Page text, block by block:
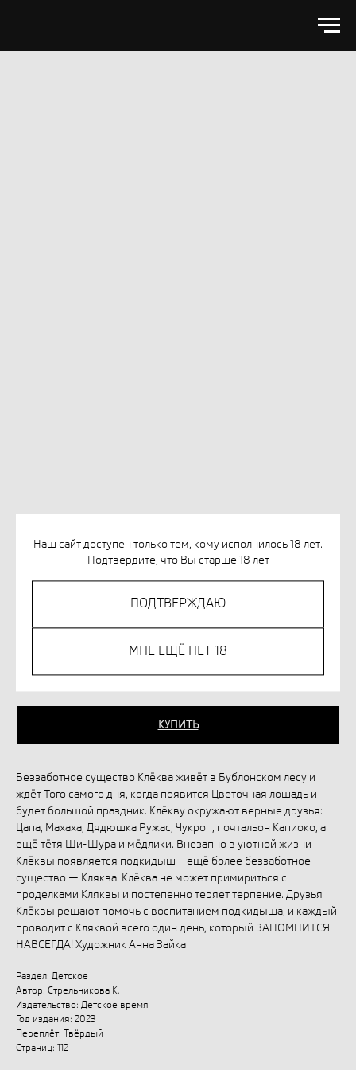
Наш сайт доступен только тем, кому исполнилось 18 лет.
Подтвердите, что Вы старше 18 лет
ПОДТВЕРЖДАЮ
МНЕ ЕЩЁ НЕТ 18
СТРЕЛЬНИКОВА К. КЛЁКВА И КЛЯКВА.
СКАЗКИ БУБЛОНСКОГО ЛЕСА
978-5-905682-89-6
607 р.
КУПИТЬ
Беззаботное существо Клёква живёт в Бублонском лесу и
ждёт Того самого дня, когда появится Цветочная лошадь и
будет большой праздник. Клёкву окружают верные друзья:
Цапа, Махаха, Дядюшка Ружас, Чукроп, почтальон Капиоко, а
ещё тётя Ши-Шура и мёдлики. Внезапно в уютной жизни
Клёквы появляется подкидыш – ещё более беззаботное
существо — Кляква. Клёква не может примириться с
проделками Кляквы и постепенно теряет терпение. Друзья
Клёквы решают помочь с воспитанием подкидыша, и каждый
проводит с Кляквой всего один день, который ЗАПОМНИТСЯ
НАВСЕГДА! Художник Анна Зайка
Раздел: Детское
Автор: Стрельникова К.
Издательство: Детское время
Год издания: 2023
Переплёт: Твёрдый
Страниц: 112